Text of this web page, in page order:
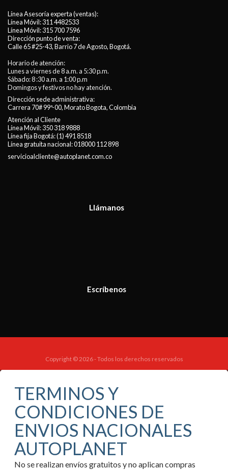
Línea Asesoría experta (ventas):
Línea Móvil:311 4482533
Línea Móvil:315 700 7596
Dirección punto de venta:
Calle 65 #25-43, Barrio 7 de Agosto, Bogotá.
Horario de atención:
Lunes a viernes de 8 a.m. a 5:30 p.m.
Sábado: 8 :30 a.m. a 1:00 p.m
Domingos y festivos no hay atención.
Dirección sede administrativa:
Carrera 70# 99ª-00, Morato Bogota, Colombia
Atención al Cliente
Línea Móvil:350 318 9888
Línea fija Bogotá:(1) 491 8518
Línea gratuita nacional:018000 112 898
servicioalcliente@autoplanet.com.co
Llámanos
Escríbenos
Copyright © 2026 - Todos los derechos reservados
TERMINOS Y
CONDICIONES DE
ENVIOS NACIONALES
AUTOPLANET
No se realizan envíos gratuitos y no aplican compras